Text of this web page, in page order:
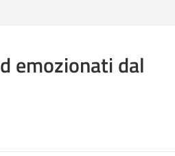
emozionati dal